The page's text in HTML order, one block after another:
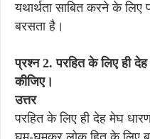
यथार्थता साबित करने के
बरसता है।
प्रश्न 2. परहित के लिए ही
कीजिए।
उत्तर
परहित के लिए ही देह मेघ